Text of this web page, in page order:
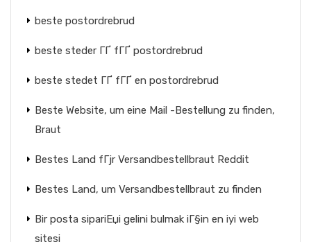
beste postordrebrud
beste steder ГҐ fГҐ postordrebrud
beste stedet ГҐ fГҐ en postordrebrud
Beste Website, um eine Mail -Bestellung zu finden,
Braut
Bestes Land fГјr Versandbestellbraut Reddit
Bestes Land, um Versandbestellbraut zu finden
Bir posta sipariЕџi gelini bulmak iГ§in en iyi web
sitesi